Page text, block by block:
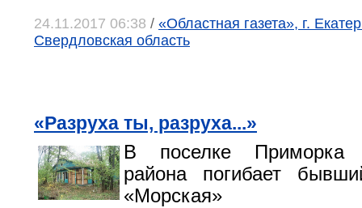
24.11.2017 06:38 / «Областная газета», г.
Свердловская область
«Разруха ты, разруха...»
В поселке Приморка
района погибает
«Морская»